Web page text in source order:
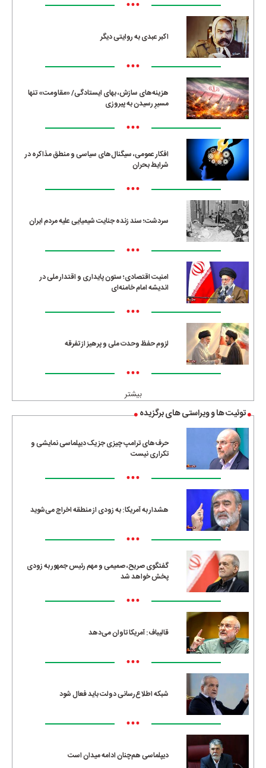
•••
اکبر عبدی به روایتی دیگر
•••
هزینه‌های سازش، بهای ایستادگی/ «مقاومت» تنها
مسیرِ رسیدن به پیروزی
•••
افکار عمومی، سیگنال‌های سیاسی و منطق مذاکره در
شرایط بحران
•••
سردشت؛ سند زنده جنایت شیمیایی علیه مردم ایران
•••
امنیت اقتصادی؛ ستون پایداری و اقتدار ملی در
اندیشه امام خامنه‌ای
•••
لزوم حفظ وحدت ملی و پرهیز از تفرقه
•••
بیشتر
توئیت ها و ویراستی های برگزیده
حرف‌های ترامپ چیزی جز یک دیپلماسی نمایشی و
تکراری نیست
•••
هشدار به آمریکا: به زودی از منطقه اخراج می‌شوید
•••
گفتگوی صریح، صمیمی و مهم رئیس جمهور به زودی
پخش خواهد شد
•••
قالیباف: آمریکا تاوان می‌دهد
•••
شبکه اطلاع‌رسانی دولت باید فعال شود
•••
دیپلماسی هم‌چنان ادامه میدان است